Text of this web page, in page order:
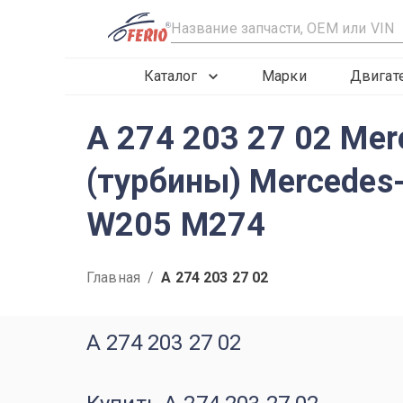
R
Каталог Марки
A 274 203 27 02
(турбины)
W205 M274
Главная / A 274 203 27 02
A 274 203 27 02